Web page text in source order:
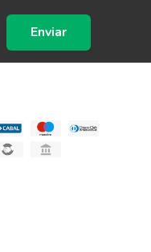
Enviar